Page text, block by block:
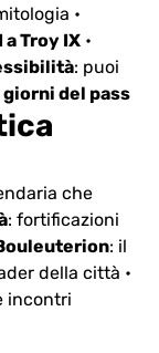
•
a Troy IX •
: puoi
del pass
che
: fortificazioni
: il
della città •
incontri